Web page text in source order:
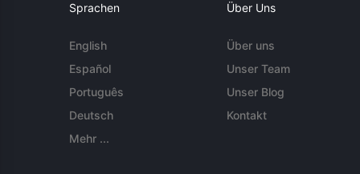
Sprachen
English
Español
Português
Deutsch
Mehr ...
Über Uns
Über uns
Unser Team
Unser Blog
Kontakt